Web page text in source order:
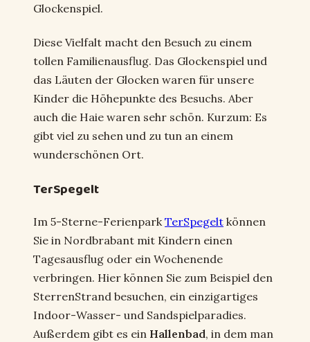
Glockenspiel.
Diese Vielfalt macht den Besuch zu einem
tollen Familienausflug. Das Glockenspiel und
das Läuten der Glocken waren für unsere
Kinder die Höhepunkte des Besuchs. Aber
auch die Haie waren sehr schön. Kurzum: Es
gibt viel zu sehen und zu tun an einem
wunderschönen Ort.
TerSpegelt
Im 5-Sterne-FerienparkTerSpegelt können
Sie in Nordbrabant mit Kindern einen
Tagesausflug oder ein Wochenende
verbringen. Hier können Sie zum Beispiel den
SterrenStrand besuchen, ein einzigartiges
Indoor-Wasser- und Sandspielparadies.
Außerdem gibt es ein Hallenbad, in dem man